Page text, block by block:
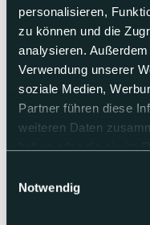
personalisieren,
zu können und die
analysieren.
Verwendung unserer
soziale Medien,
Partner führen diese
weiteren Daten
Notwendig
Donnerstag 06.08.2026
punkt6 vom
Waldlabor in Hölstein
Brand zwingt
Gepard-Nachwuchs
Neuzugang Elvis